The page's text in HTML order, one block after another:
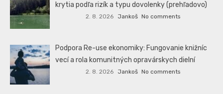
krytia podľa rizík a typu dovolenky (prehľadovo)
2. 8. 2026 Jankoš No comments
Podpora Re-use ekonomiky: Fungovanie knižníc
vecí a rola komunitných opravárskych dielní
2. 8. 2026 Jankoš No comments